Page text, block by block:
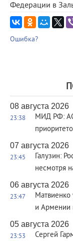
Федерации в
Ошибка?
08 августа 2026
23:38
МИД РФ:
07 августа 2026
23:45
Галузин:
несмотря
06 августа 2026
23:47
Матвиенко
и Армении
05 августа 2026
23:53
Сергей